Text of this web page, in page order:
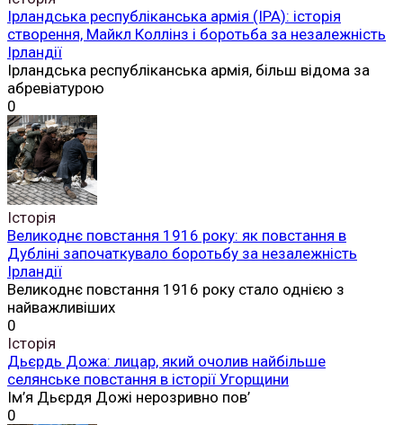
Ірландська республіканська армія (ІРА): історія
створення, Майкл Коллінз і боротьба за незалежність
Ірландії
Ірландська республіканська армія, більш відома за
абревіатурою
0
Історія
Великоднє повстання 1916 року: як повстання в
Дубліні започаткувало боротьбу за незалежність
Ірландії
Великоднє повстання 1916 року стало однією з
найважливіших
0
Історія
Дьєрдь Дожа: лицар, який очолив найбільше
селянське повстання в історії Угорщини
Ім’я Дьєрдя Дожі нерозривно пов’
0